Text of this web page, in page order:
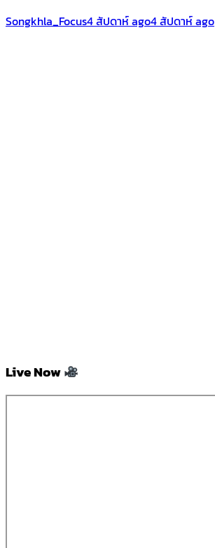
Songkhla_Focus4 สัปดาห์ ago4 สัปดาห์ ago
Live Now